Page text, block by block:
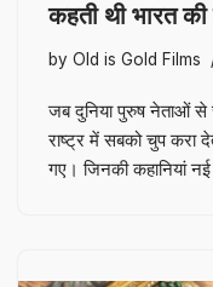
कहती थी भारत
by Old is Gold Films
जब दुनिया पुरुष नेताओं से
राष्ट्र में सबको चुप करा
गए। जिनकी कहानियां